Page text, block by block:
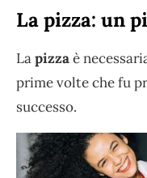
La pizza: un
Lapizzaè
prime volte che fu
successo.